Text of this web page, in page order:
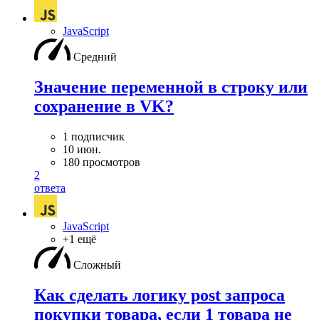
JavaScript
Средний
Значение переменной в строку или
сохранение в VK?
1 подписчик
10 июн.
180 просмотров
2
ответа
JavaScript
+1 ещё
Сложный
Как сделать логику post запроса
покупки товара, если 1 товара не